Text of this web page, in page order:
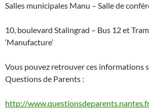
Salles municipales Manu – Salle de
10, boulevard Stalingrad – Bus 12 et
‘Manufacture’
Vous pouvez retrouver ces informations
Questions de Parents :
http://